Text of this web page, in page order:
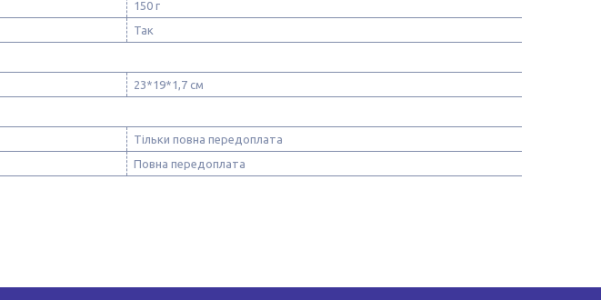
150 г
Так
23*19*1,7 см
Тільки повна передоплата
Повна передоплата